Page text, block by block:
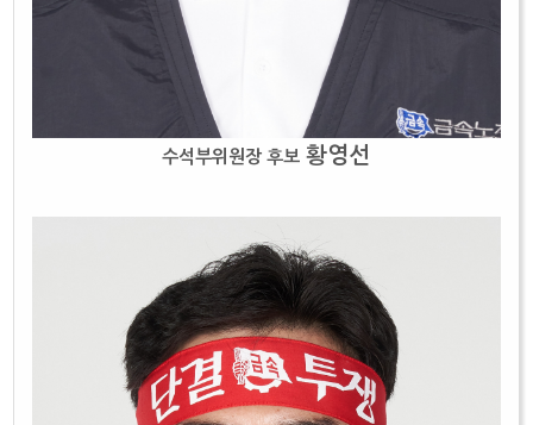
수석부위원장 후보 황영선